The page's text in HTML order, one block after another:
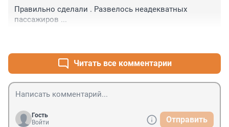
Правильно сделали . Развелось неадекватных
пассажиров ...
Читать все комментарии
Гость
Войти
Отправить